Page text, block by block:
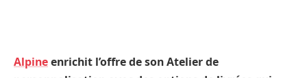
Alpineenrichit l’offre de son Atelier de